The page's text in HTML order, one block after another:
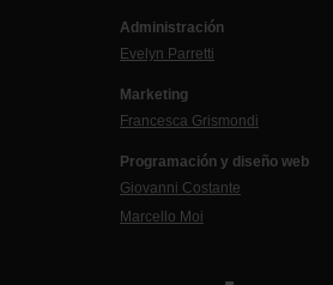
Administración
Evelyn Parretti
Marketing
Francesca Grismondi
Programación y diseño web
Giovanni Costante
Marcello Moi